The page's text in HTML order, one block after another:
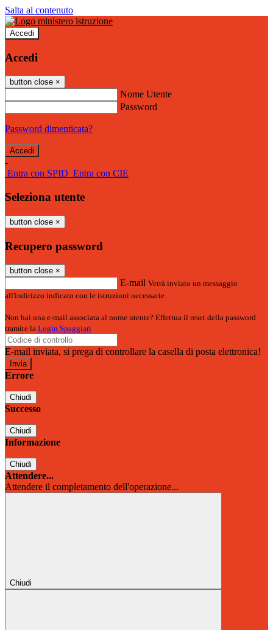
Salta al contenuto
Accedi
Accedi
button close ×
Nome Utente
Password
Password dimenticata?
-
Entra con SPID Entra con CIE
Seleziona utente
button close ×
Recupero password
button close ×
E-mail Verrà inviato un messaggio
all'indirizzo indicato con le istruzioni necessarie.
Non hai una e-mail associata al nome utente? Effettua il reset della password
tramite la Login Spaggiari
E-mail inviata, si prega di controllare la casella di posta elettronica!
Errore
Chiudi
Successo
Chiudi
Informazione
Chiudi
Attendere...
Attendere il completamento dell'operazione...
Chiudi